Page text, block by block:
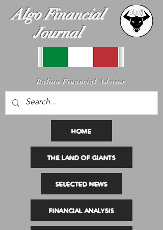
Algo Financial
Journal
Italian Financial Advisor
HOME
THE LAND OF GIANTS
SELECTED NEWS
FINANCIAL ANALYSIS